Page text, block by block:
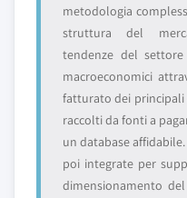
metodologia
struttura del
tendenze del
macroeconomici
fatturato dei
raccolti da fonti a
un database
poi integrate per
dimensionamento